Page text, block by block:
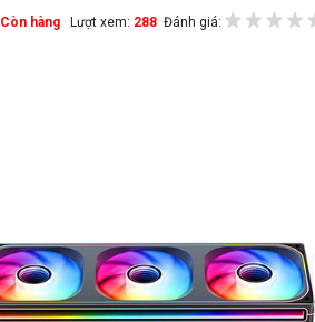
Còn hàng Lượt xem: 288 Đánh giá: